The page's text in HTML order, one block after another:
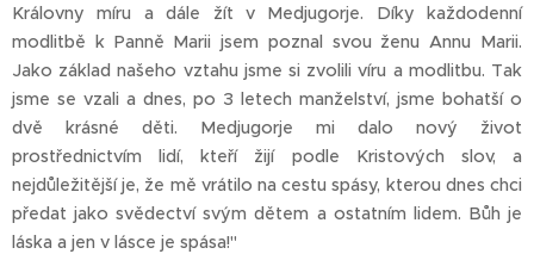
Královny míru a dále žít v Medjugorje. Díky každodenní
modlitbě k Panně Marii jsem poznal svou ženu Annu Marii.
Jako základ našeho vztahu jsme si zvolili víru a modlitbu. Tak
jsme se vzali a dnes, po 3 letech manželství, jsme bohatší o
dvě krásné děti. Medjugorje mi dalo nový život
prostřednictvím lidí, kteří žijí podle Kristových slov, a
nejdůležitější je, že mě vrátilo na cestu spásy, kterou dnes chci
předat jako svědectví svým dětem a ostatním lidem. Bůh je
láska a jen v lásce je spása!"